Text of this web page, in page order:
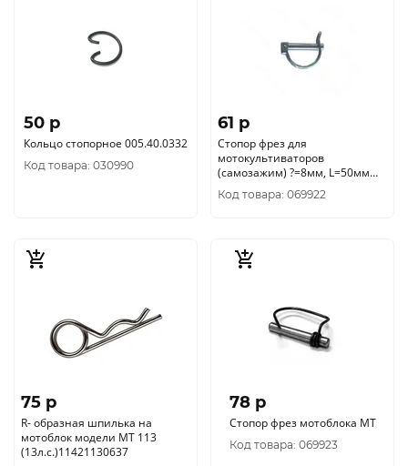
50 p
Кольцо стопорное 005.40.0332
Код товара: 030990
61 p
Стопор фрез для
мотокультиваторов
(самозажим) ?=8мм, L=50мм
МТ
Код товара: 069922
75 p
R- образная шпилька на
мотоблок модели МТ 113
(13л.с.)11421130637
78 p
Стопор фрез мотоблока МТ
Код товара: 069923